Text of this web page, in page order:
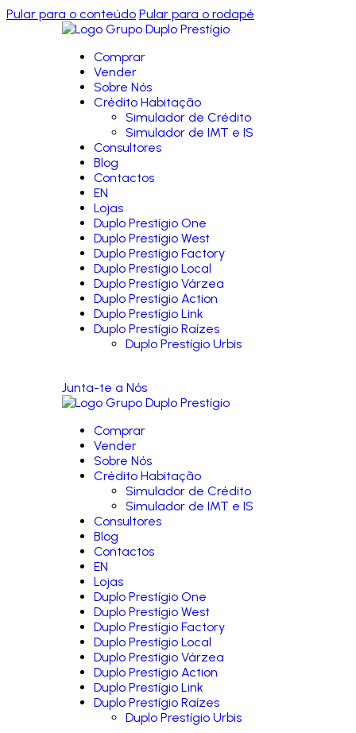
Pular para o conteúdo Pular para o rodapé
Comprar
Vender
Sobre Nós
Crédito Habitação
Simulador de Crédito
Simulador de IMT e IS
Consultores
Blog
Contactos
EN
Lojas
Duplo Prestígio One
Duplo Prestígio West
Duplo Prestígio Factory
Duplo Prestígio Local
Duplo Prestígio Várzea
Duplo Prestígio Action
Duplo Prestígio Link
Duplo Prestígio Raízes
Duplo Prestígio Urbis
Junta-te a Nós
Comprar
Vender
Sobre Nós
Crédito Habitação
Simulador de Crédito
Simulador de IMT e IS
Consultores
Blog
Contactos
EN
Lojas
Duplo Prestígio One
Duplo Prestígio West
Duplo Prestígio Factory
Duplo Prestígio Local
Duplo Prestígio Várzea
Duplo Prestígio Action
Duplo Prestígio Link
Duplo Prestígio Raízes
Duplo Prestígio Urbis